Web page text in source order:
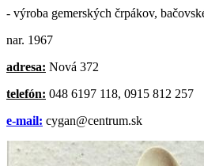
- výroba gemerských črpákov,
nar. 1967
adresa: Nová 372
telefón: 048 6197 118, 0915 812 257
e-mail: cygan@centrum.sk